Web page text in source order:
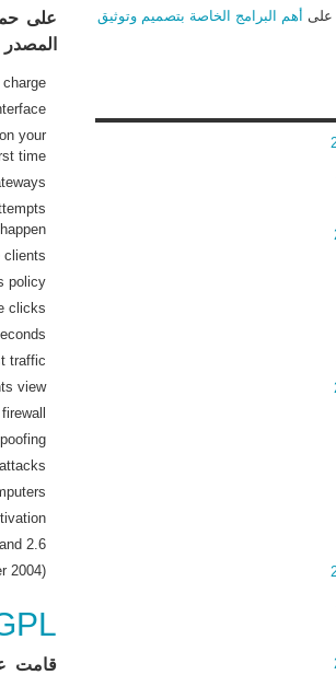
على
المصدر ويدعم 38 لغة
your
time
clients
policy
clicks
traffic
view
2.6
2004)
قامت
على أهم البرامج الخاصة بتصميم وتوثيق